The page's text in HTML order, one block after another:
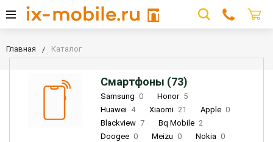
Главная Каталог
Смартфоны (73)
Samsung 0 Honor 5
Huawei 4 Xiaomi 21 Apple 0
Blackview 7 Bq Mobile 2
Doogee 0 Meizu 0 Nokia 0